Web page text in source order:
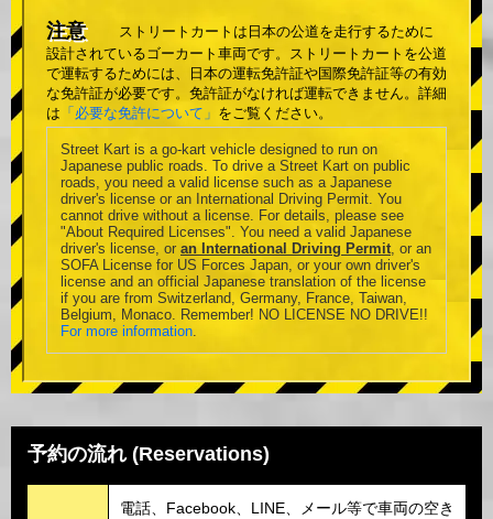
注意
ストリートカートは日本の公道を走行するために
設計されているゴーカート車両です。ストリートカートを公道
で運転するためには、日本の運転免許証や国際免許証等の有効
な免許証が必要です。免許証がなければ運転できません。詳細
は 「必要な免許について」 をご覧ください。
Street Kart is a go-kart vehicle designed to run on
Japanese public roads. To drive a Street Kart on public
roads, you need a valid license such as a Japanese
driver's license or an International Driving Permit. You
cannot drive without a license. For details, please see
"About Required Licenses". You need a valid Japanese
driver's license, or an International Driving Permit, or an
SOFA License for US Forces Japan, or your own driver's
license and an official Japanese translation of the license
if you are from Switzerland, Germany, France, Taiwan,
Belgium, Monaco. Remember! NO LICENSE NO DRIVE!!
For more information.
予約の流れ (Reservations)
電話、Facebook、LINE、メール等で車両の空き